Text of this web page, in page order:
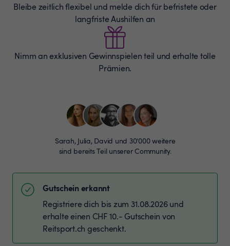
Bleibe zeitlich flexibel und melde dich für befristete oder
langfriste Aushilfen an
Nimm an exklusiven Gewinnspielen teil und erhalte tolle
Prämien.
Sarah, Julia, David und 30’000 weitere
sind bereits Teil unserer Community.
Gutschein erkannt
Registriere dich bis zum 31.08.2026 und
erhalte einen CHF 10.- Gutschein von
Reitsport.ch geschenkt.